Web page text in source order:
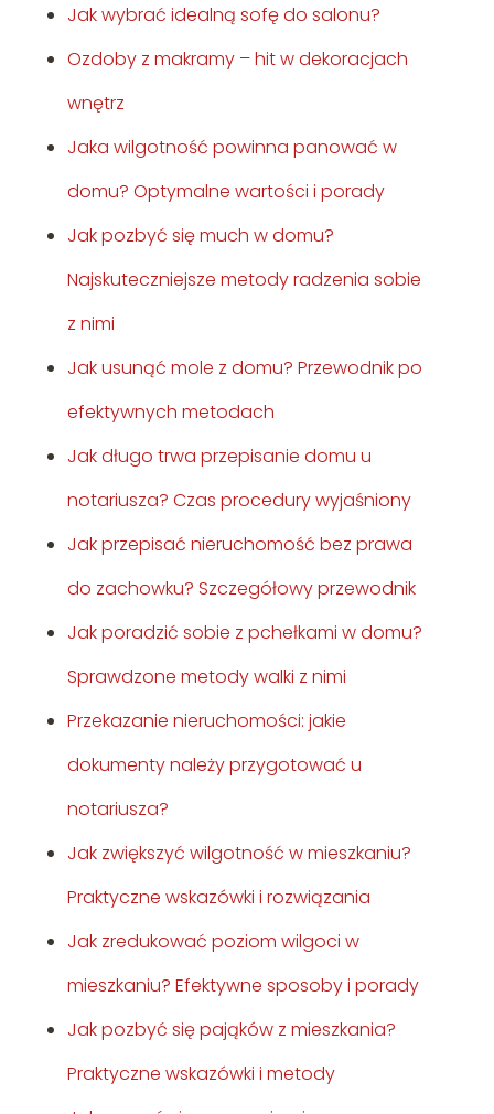
Jak wybrać idealną sofę do salonu?
Ozdoby z makramy – hit w dekoracjach
wnętrz
Jaka wilgotność powinna panować w
domu? Optymalne wartości i porady
Jak pozbyć się much w domu?
Najskuteczniejsze metody radzenia sobie
z nimi
Jak usunąć mole z domu? Przewodnik po
efektywnych metodach
Jak długo trwa przepisanie domu u
notariusza? Czas procedury wyjaśniony
Jak przepisać nieruchomość bez prawa
do zachowku? Szczegółowy przewodnik
Jak poradzić sobie z pchełkami w domu?
Sprawdzone metody walki z nimi
Przekazanie nieruchomości: jakie
dokumenty należy przygotować u
notariusza?
Jak zwiększyć wilgotność w mieszkaniu?
Praktyczne wskazówki i rozwiązania
Jak zredukować poziom wilgoci w
mieszkaniu? Efektywne sposoby i porady
Jak pozbyć się pająków z mieszkania?
Praktyczne wskazówki i metody